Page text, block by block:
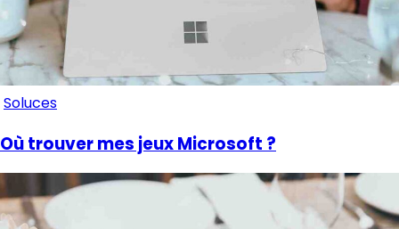
Soluces
Où trouver mes jeux Microsoft ?